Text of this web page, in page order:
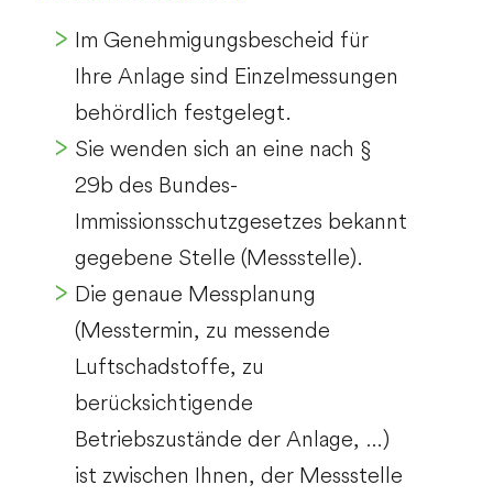
Im Genehmigungsbescheid für
Ihre Anlage sind Einzelmessungen
behördlich festgelegt.
Sie wenden sich an eine nach §
29b des Bundes-
Immissionsschutzgesetzes bekannt
gegebene Stelle (Messstelle).
Die genaue Messplanung
(Messtermin, zu messende
Luftschadstoffe, zu
berücksichtigende
Betriebszustände der Anlage, …)
ist zwischen Ihnen, der Messstelle